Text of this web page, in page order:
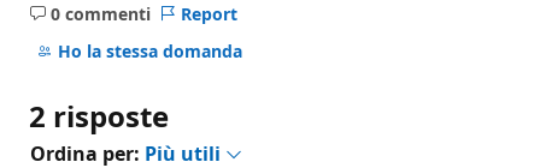
0 commenti
Nessun
commento
Report
Ho la stessa domanda
2 risposte
Ordina per: Più utili